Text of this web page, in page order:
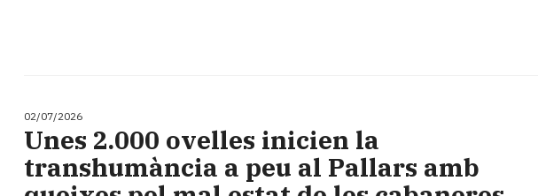
02/07/2026
​Unes 2.000 ovelles inicien la
transhumància a peu al Pallars amb